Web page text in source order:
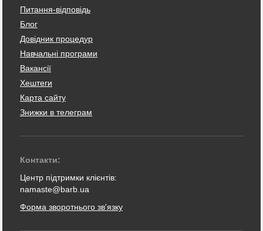
Питання-відповідь
Блог
Довідник процедур
Навчальні програми
Вакансії
Хештеги
Карта сайту
Знижки в телеграм
Контакти:
Центр підтримки клієнтів:
namaste@barb.ua
Форма зворотнього зв'язку